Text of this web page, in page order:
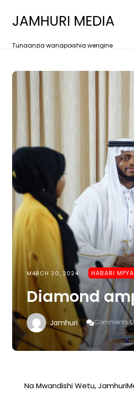
JAMHURI MEDIA
Tunaanzia wanapoishia wengine
MARCH 20, 2024 HABARI MPYA
Diamond
Jamhuri Comments
Na Mwandishi Wetu,